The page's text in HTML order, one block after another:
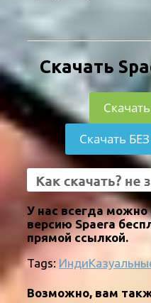
Скачать
Скачать
У нас всегда
версию Spaera
прямой ссылкой.
Tags: Инди
Возможно, вам